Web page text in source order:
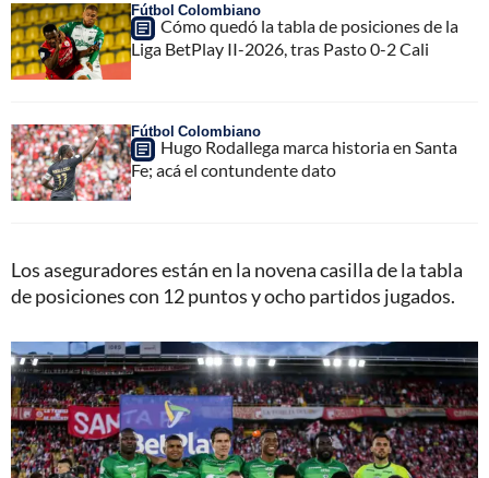
Fútbol Colombiano
Cómo quedó la tabla de posiciones de la
Liga BetPlay II-2026, tras Pasto 0-2 Cali
Fútbol Colombiano
Hugo Rodallega marca historia en Santa
Fe; acá el contundente dato
Los aseguradores están en la novena casilla de la tabla
de posiciones con 12 puntos y ocho partidos jugados.